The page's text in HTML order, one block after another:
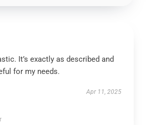
It’s exactly as described and
for my needs.
Apr 11, 2025